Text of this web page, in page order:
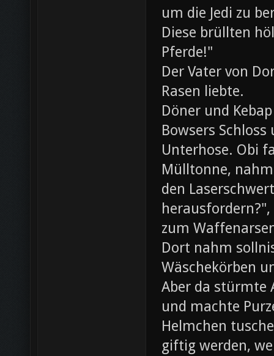
um die Jedi zu
Diese brüllten
Pferde!"
Der Vater von
Rasen liebte.
Döner und
Bowsers
Unterhose. Obi
Mülltonne,
den
zum
Dort nahm
Wäschekörben
Aber da stürmte
und machte
Helmchen
giftig werden,